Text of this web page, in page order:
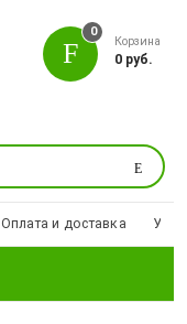
Поиск
0
Корзина
0 руб.
Оплата и доставка